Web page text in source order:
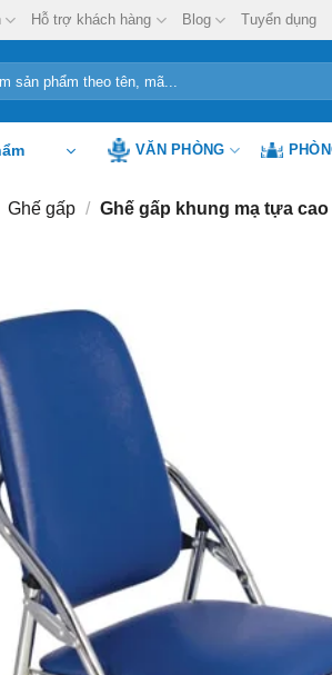
Hỗ trợ khách hàng Blog Tuyển dụng
VĂN PHÒNG
Ghế gấp / Ghế gấp khung mạ tựa cao